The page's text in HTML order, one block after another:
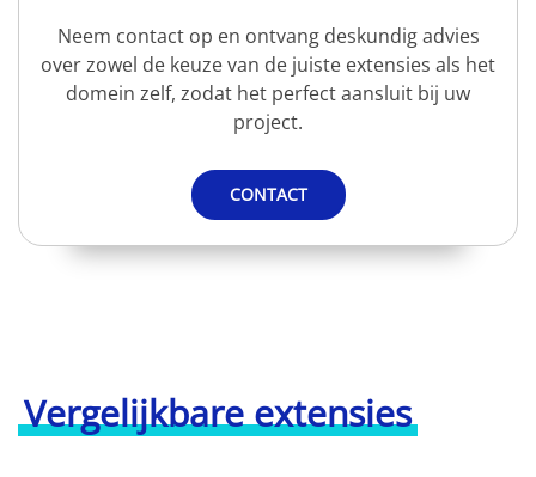
Neem contact op en ontvang deskundig advies
over zowel de keuze van de juiste extensies als het
domein zelf, zodat het perfect aansluit bij uw
project.
CONTACT
Vergelijkbare extensies